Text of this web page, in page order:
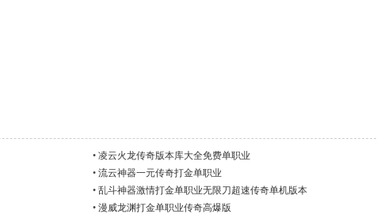
• 凌云火龙传奇版本库大全免费单职业
• 流云神器一元传奇打金单职业
• 乱斗神器激情打金单职业无限刀超速传奇单机版本
• 漫威龙渊打金单职业传奇高爆版